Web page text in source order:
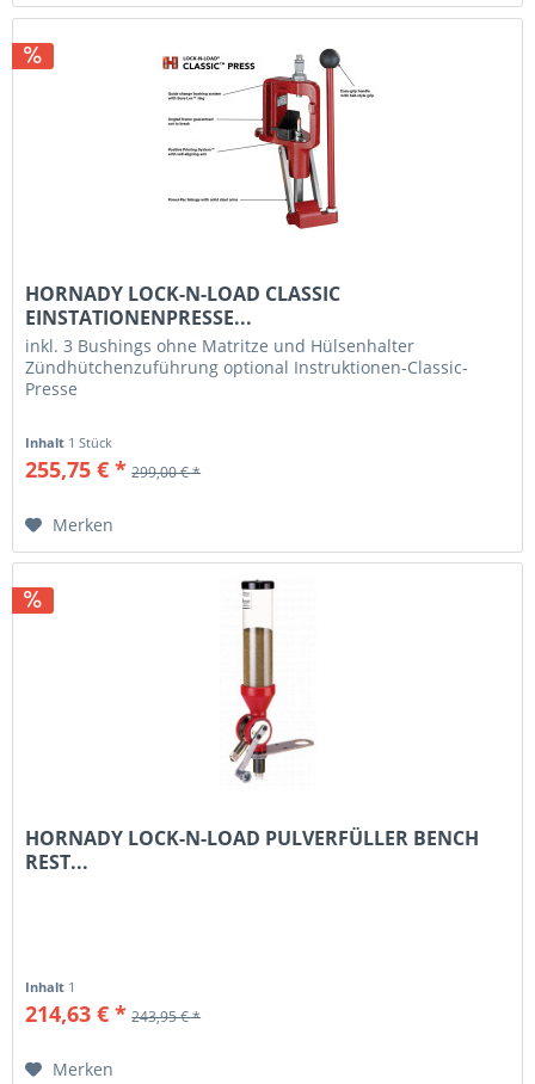
HORNADY LOCK-N-LOAD CLASSIC
EINSTATIONENPRESSE...
inkl. 3 Bushings ohne Matritze und Hülsenhalter
Zündhütchenzuführung optional Instruktionen-Classic-
Presse
Inhalt 1 Stück
255,75 € * 299,00 € *
Merken
HORNADY LOCK-N-LOAD PULVERFÜLLER BENCH
REST...
Inhalt 1
214,63 € * 243,95 € *
Merken